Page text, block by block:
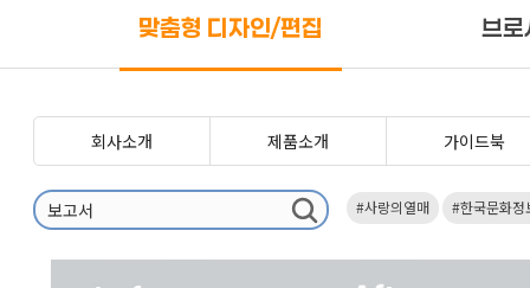
맞춤형 디자인/편집 브
회사소개 제품소개 가이드북
#사랑의열매 #한국문화정